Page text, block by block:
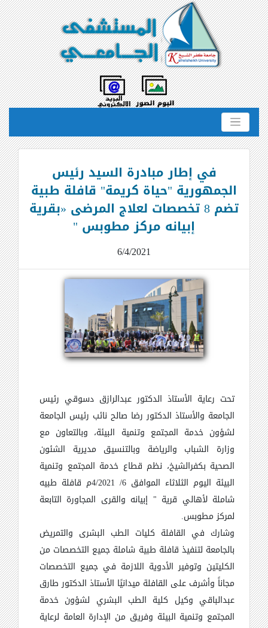
في إطار مبادرة السيد رئيس
الجمهورية "حياة كريمة" قافلة طبية
تضم 8 تخصصات لعلاج المرضى «بقرية
إبيانه مركز مطوبس "
6/4/2021
تحت رعاية الأستاذ الدكتور عبدالرازق دسوقي رئيس
الجامعة والأستاذ الدكتور رضا صالح نائب رئيس الجامعة
لشؤون خدمة المجتمع وتنمية البيئة، وبالتعاون مع
وزارة الشباب والرياضة وبالتنسيق مديرية الشئون
الصحية بكفرالشيخ، نظم قطاع خدمة المجتمع وتنمية
البيئة اليوم الثلاثاء الموافق 6/ 4/2021م قافلة طبيه
شاملة لأهالي قرية " إبيانه والقرى المجاورة التابعة
لمركز مطوبس.
وشارك في القافلة كليات الطب البشرى والتمريض
بالجامعة لتنفيذ قافلة طبية شاملة جميع التخصصات من
الكليتين وتوفير الأدوية اللازمة في جميع التخصصات
مجاناً وأشرف على القافلة ميدانيًا الأستاذ الدكتور طارق
عبدالباقي وكيل كلية الطب البشري لشؤون خدمة
المجتمع وتنمية البيئة وفريق من الإدارة العامة لرعاية